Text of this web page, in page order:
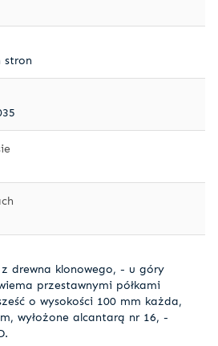
stron
drewna klonowego, - u góry
przestawnymi półkami
o wysokości 100 mm każda,
wyłożone alcantarą nr 16, -